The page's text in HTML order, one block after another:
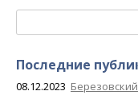
Последние
08.12.2023